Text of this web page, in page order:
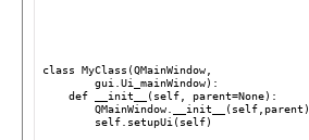
class MyClass(QMainWindow,
        gui.Ui_mainWindow):
    def __init__(self, parent=None):
        QMainWindow.__init__(self,parent)
        self.setupUi(self)